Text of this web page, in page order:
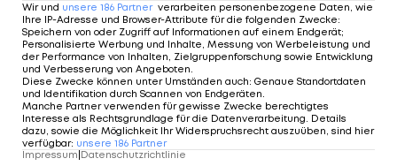
Wir und unsere 186 Partner verarbeiten personenbezogene Daten, wie
Ihre IP-Adresse und Browser-Attribute für die folgenden Zwecke:
Speichern von oder Zugriff auf Informationen auf einem Endgerät;
Personalisierte Werbung und Inhalte, Messung von Werbeleistung und
der Performance von Inhalten, Zielgruppenforschung sowie Entwicklung
und Verbesserung von Angeboten.
Diese Zwecke können unter Umständen auch: Genaue Standortdaten
und Identifikation durch Scannen von Endgeräten.
Manche Partner verwenden für gewisse Zwecke berechtigtes
Interesse als Rechtsgrundlage für die Datenverarbeitung. Details
dazu, sowie die Möglichkeit Ihr Widerspruchsrecht auszuüben, sind hier
verfügbar: unsere 186 Partner
Impressum Datenschutzrichtlinie